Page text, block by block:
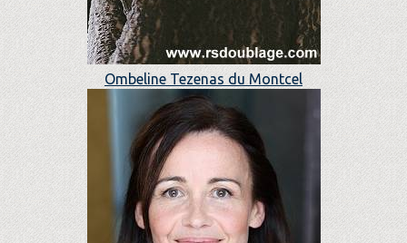
Ombeline Tezenas du Montcel